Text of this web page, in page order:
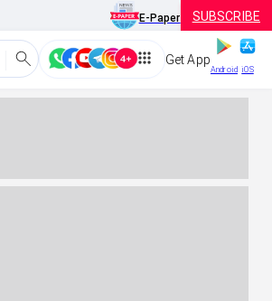
E-Paper SUBSCRIBE
Get App
Android iOS